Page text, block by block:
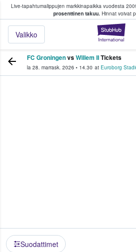
Live-tapahtumalippujen markkinapaikka vuodesta
prosenttinen takuu. Hinnat voivat
Valikko
fanit ostavat ja myyvät
FC GroningenvsWillem IITickets
la 28. marrask. 2026 • 14.30 at Euroborg
Suodattimet